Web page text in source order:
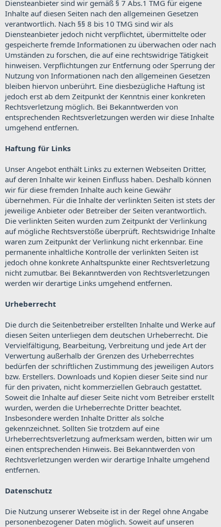
Diensteanbieter sind wir gemäß § 7 Abs.1 TMG für eigene
Inhalte auf diesen Seiten nach den allgemeinen Gesetzen
verantwortlich. Nach §§ 8 bis 10 TMG sind wir als
Diensteanbieter jedoch nicht verpflichtet, übermittelte oder
gespeicherte fremde Informationen zu überwachen oder nach
Umständen zu forschen, die auf eine rechtswidrige Tätigkeit
hinweisen. Verpflichtungen zur Entfernung oder Sperrung der
Nutzung von Informationen nach den allgemeinen Gesetzen
bleiben hiervon unberührt. Eine diesbezügliche Haftung ist
jedoch erst ab dem Zeitpunkt der Kenntnis einer konkreten
Rechtsverletzung möglich. Bei Bekanntwerden von
entsprechenden Rechtsverletzungen werden wir diese Inhalte
umgehend entfernen.
Haftung für Links
Unser Angebot enthält Links zu externen Webseiten Dritter,
auf deren Inhalte wir keinen Einfluss haben. Deshalb können
wir für diese fremden Inhalte auch keine Gewähr
übernehmen. Für die Inhalte der verlinkten Seiten ist stets der
jeweilige Anbieter oder Betreiber der Seiten verantwortlich.
Die verlinkten Seiten wurden zum Zeitpunkt der Verlinkung
auf mögliche Rechtsverstöße überprüft. Rechtswidrige Inhalte
waren zum Zeitpunkt der Verlinkung nicht erkennbar. Eine
permanente inhaltliche Kontrolle der verlinkten Seiten ist
jedoch ohne konkrete Anhaltspunkte einer Rechtsverletzung
nicht zumutbar. Bei Bekanntwerden von Rechtsverletzungen
werden wir derartige Links umgehend entfernen.
Urheberrecht
Die durch die Seitenbetreiber erstellten Inhalte und Werke auf
diesen Seiten unterliegen dem deutschen Urheberrecht. Die
Vervielfältigung, Bearbeitung, Verbreitung und jede Art der
Verwertung außerhalb der Grenzen des Urheberrechtes
bedürfen der schriftlichen Zustimmung des jeweiligen Autors
bzw. Erstellers. Downloads und Kopien dieser Seite sind nur
für den privaten, nicht kommerziellen Gebrauch gestattet.
Soweit die Inhalte auf dieser Seite nicht vom Betreiber erstellt
wurden, werden die Urheberrechte Dritter beachtet.
Insbesondere werden Inhalte Dritter als solche
gekennzeichnet. Sollten Sie trotzdem auf eine
Urheberrechtsverletzung aufmerksam werden, bitten wir um
einen entsprechenden Hinweis. Bei Bekanntwerden von
Rechtsverletzungen werden wir derartige Inhalte umgehend
entfernen.
Datenschutz
Die Nutzung unserer Webseite ist in der Regel ohne Angabe
personenbezogener Daten möglich. Soweit auf unseren